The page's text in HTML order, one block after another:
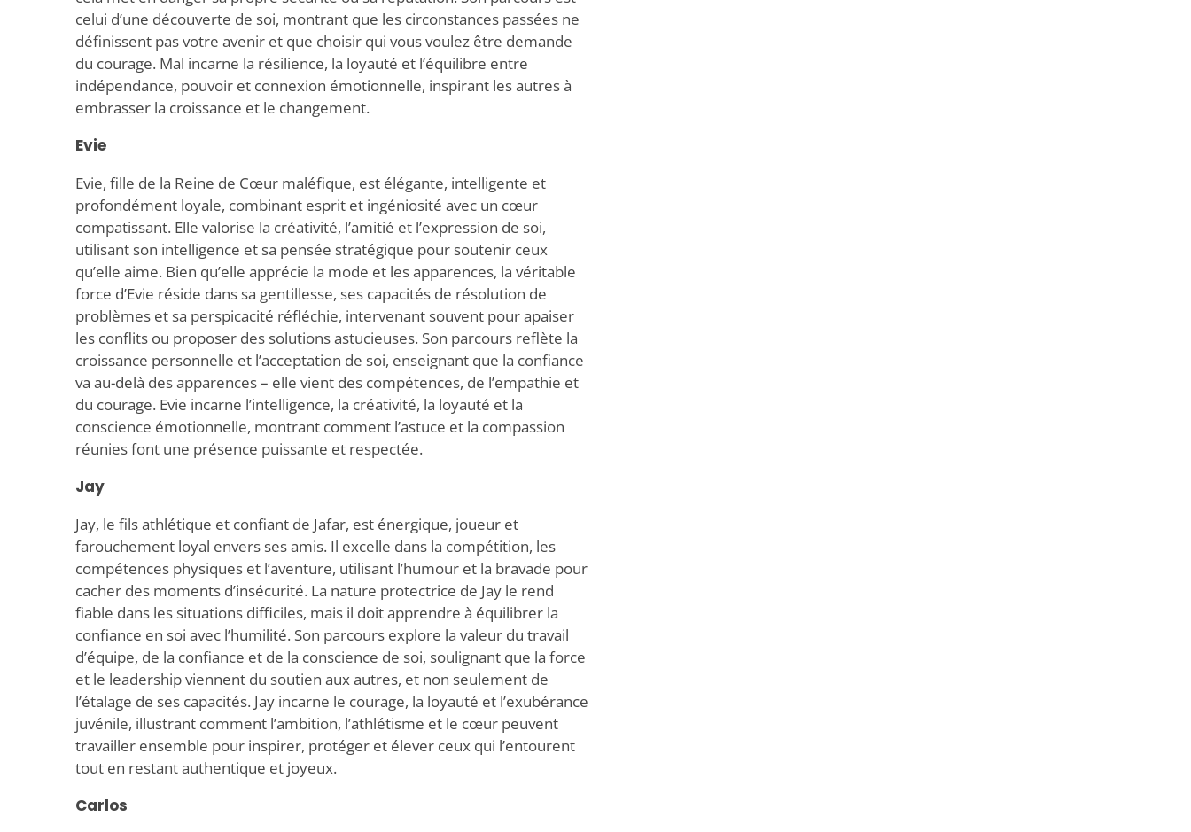
celui d’une découverte de soi, montrant que les circonstances passées ne
définissent pas votre avenir et que choisir qui vous voulez être demande
du courage. Mal incarne la résilience, la loyauté et l’équilibre entre
indépendance, pouvoir et connexion émotionnelle, inspirant les autres à
embrasser la croissance et le changement.
Evie
Evie, fille de la Reine de Cœur maléfique, est élégante, intelligente et
profondément loyale, combinant esprit et ingéniosité avec un cœur
compatissant. Elle valorise la créativité, l’amitié et l’expression de soi,
utilisant son intelligence et sa pensée stratégique pour soutenir ceux
qu’elle aime. Bien qu’elle apprécie la mode et les apparences, la véritable
force d’Evie réside dans sa gentillesse, ses capacités de résolution de
problèmes et sa perspicacité réfléchie, intervenant souvent pour apaiser
les conflits ou proposer des solutions astucieuses. Son parcours reflète la
croissance personnelle et l’acceptation de soi, enseignant que la confiance
va au-delà des apparences – elle vient des compétences, de l’empathie et
du courage. Evie incarne l’intelligence, la créativité, la loyauté et la
conscience émotionnelle, montrant comment l’astuce et la compassion
réunies font une présence puissante et respectée.
Jay
Jay, le fils athlétique et confiant de Jafar, est énergique, joueur et
farouchement loyal envers ses amis. Il excelle dans la compétition, les
compétences physiques et l’aventure, utilisant l’humour et la bravade pour
cacher des moments d’insécurité. La nature protectrice de Jay le rend
fiable dans les situations difficiles, mais il doit apprendre à équilibrer la
confiance en soi avec l’humilité. Son parcours explore la valeur du travail
d’équipe, de la confiance et de la conscience de soi, soulignant que la force
et le leadership viennent du soutien aux autres, et non seulement de
l’étalage de ses capacités. Jay incarne le courage, la loyauté et l’exubérance
juvénile, illustrant comment l’ambition, l’athlétisme et le cœur peuvent
travailler ensemble pour inspirer, protéger et élever ceux qui l’entourent
tout en restant authentique et joyeux.
Carlos